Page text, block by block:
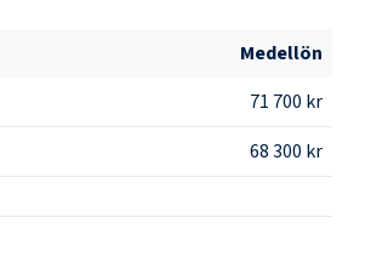
Medellön
71 700 kr
68 300 kr